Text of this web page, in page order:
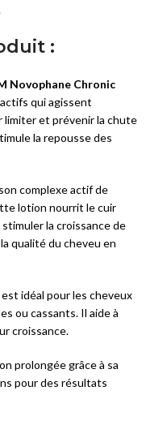
:
Novophane Chronic
qui agissent
limiter et prévenir la chute
la repousse des
complexe actif de
lotion nourrit le cuir
la croissance de
qualité du cheveu en
est idéal pour les cheveux
ou cassants. Il aide à
croissance.
prolongée grâce à sa
pour des résultats